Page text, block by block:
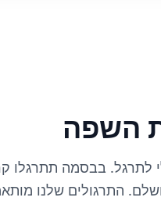
השפה
בבסמה תתרגלו
התרגולים שלנו